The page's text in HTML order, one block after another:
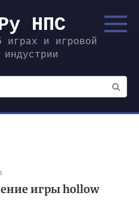
НПС
играх и игровой
индустрии
игры hollow